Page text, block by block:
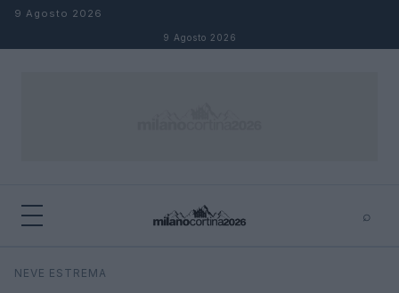
Salta al contenuto
9 Agosto 2026
9 Agosto 2026
⌕
Cerca
NEVE ESTREMA